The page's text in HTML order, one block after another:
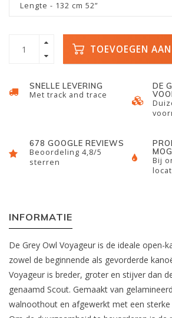
Lengte - 132 cm 52”
TOEVOEGEN
SNELLE LEVERING
Met track and trace
DE
678 GOOGLE REVIEWS
Beoordeling 4,8/5
sterren
Bij
INFORMATIE
De Grey Owl Voyageur is de ideale open-
zowel de beginnende als gevorderde
Voyageur is breder, groter en stijver dan
genaamd Scout. Gemaakt van
walnoothout en afgewerkt met een sterke